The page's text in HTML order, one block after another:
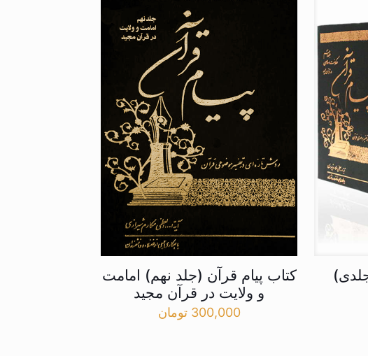
کتاب پیام قرآن (جلد نهم) امامت
و ولایت در قرآن مجید
300,000 تومان